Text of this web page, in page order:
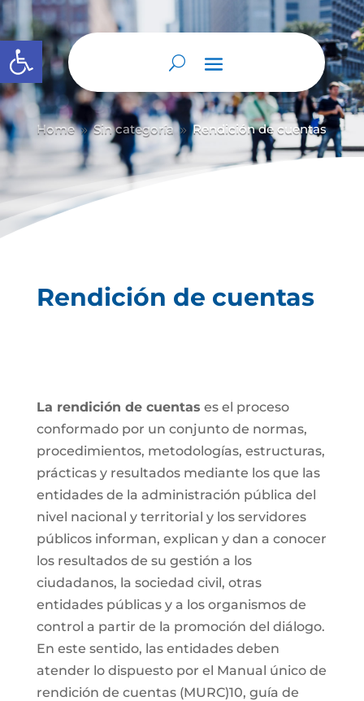
Abrir barra de herramientas
Home 9 Sin categoría 9 Rendición de cuentas
Rendición de cuentas
La rendición de cuentas es el proceso
conformado por un conjunto de normas,
procedimientos, metodologías, estructuras,
prácticas y resultados mediante los que las
entidades de la administración pública del
nivel nacional y territorial y los servidores
públicos informan, explican y dan a conocer
los resultados de su gestión a los
ciudadanos, la sociedad civil, otras
entidades públicas y a los organismos de
control a partir de la promoción del diálogo.
En este sentido, las entidades deben
atender lo dispuesto por el Manual único de
rendición de cuentas (MURC)10, guía de